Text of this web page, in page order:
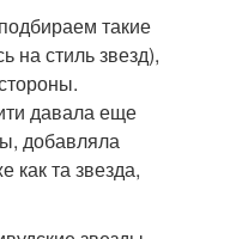
такие
на стиль звезд),
давала еще
добавляла
как та звезда,